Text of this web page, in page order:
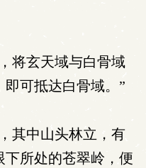
将玄天域与白骨域
可抵达白骨域。”
其中山头林立，有
所处的苍翠岭，便